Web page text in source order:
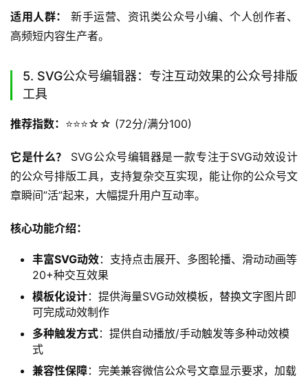
适用人群：
新手运营、资讯类公众号小编、个人创作者、
高频短内容生产者。
5. SVG公众号编辑器：专注互动效果的公众号排版
工具
推荐指数： ⭐️⭐️⭐️☆☆ (72分/满分100)
它是什么？
SVG公众号编辑器是一款专注于SVG动效设计
的公众号排版工具，支持复杂交互实现，能让你的公众号文
章瞬间”活”起来，大幅提升用户互动率。
核心功能介绍：
丰富SVG动效：支持点击展开、多图轮播、滑动动画等
20+种交互效果
模板化设计：提供海量SVG动效模板，替换文字图片即
可完成动效制作
多种触发方式：提供自动播放/手动触发等多种动效模
式
兼容性保障：完美兼容微信公众号文章显示要求，加载